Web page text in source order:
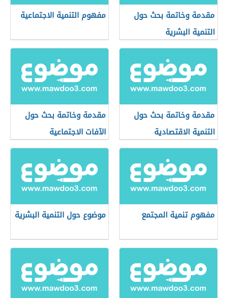
مقدمة وخاتمة بحث حول
التنمية البشرية
مفهوم التنمية الاجتماعية
مقدمة وخاتمة بحث حول
التنمية الاقتصادية
مقدمة وخاتمة بحث حول
الآفات الاجتماعية
مفهوم تنمية المجتمع موضوع حول التنمية البشرية